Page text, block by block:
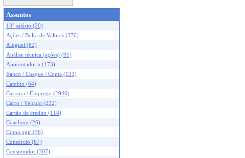
Assuntos
13° salário (20)
Ações / Bolsa de Valores (370)
Aluguel (82)
Análise técnica (ações) (91)
Aposentadoria (173)
Banco / Cheque / Conta (133)
Cambio (64)
Carreira / Emprego (2946)
Carro / Veículo (232)
Cartão de crédito (118)
Coaching (26)
Como agir (76)
Consórcio (67)
Consumidor (307)